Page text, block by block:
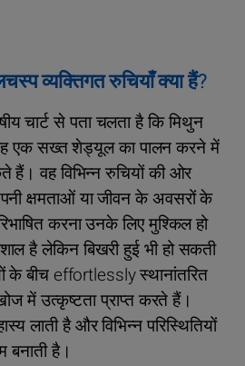
व्यक्तिगत रुचियाँ क्या हैं?
चार्ट से पता चलता है कि मिथुन
एक सख्त शेड्यूल का पालन करने में
वह विभिन्न रुचियों की ओर
क्षमताओं या जीवन के अवसरों के
करना उनके लिए मुश्किल हो
है लेकिन बिखरी हुई भी हो सकती
के बीच effortlessly स्थानांतरित
में उत्कृष्टता प्राप्त करते हैं।
लाती है और विभिन्न परिस्थितियों
बनाती है।